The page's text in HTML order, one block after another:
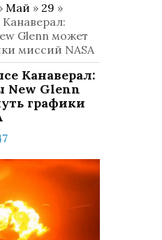
Май » 29 »
Glenn может
миссий NASA
Канаверал:
New Glenn
графики
0
Наука